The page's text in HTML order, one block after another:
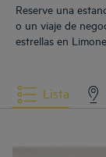
Reserve una
o un viaje de
estrellas en
Lista